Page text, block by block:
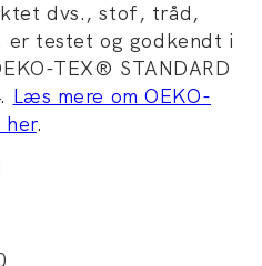
dvs., stof, tråd,
testet og godkendt i
TEX® STANDARD
Læs mere om OEKO-
her.